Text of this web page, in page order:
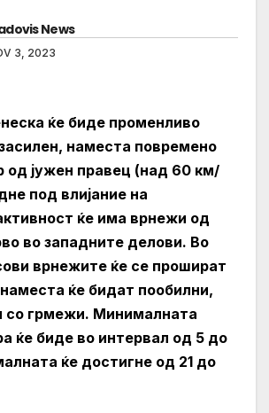
News
3, 2023
ќе биде променливо
наместа повремено
од јужен правец (над 60 км/
под влијание на
ќе има врнежи од
во западните делови. Во
врнежите ќе се прошират
ќе бидат пообилни,
со грмежи. Минималната
ќе биде во интервал од 5 до
ќе достигне од 21 до